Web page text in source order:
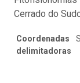
Cerrado do
Coordenadas
delimitadoras